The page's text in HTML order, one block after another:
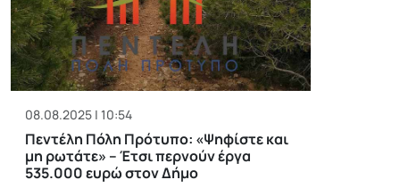
08.08.2025 | 10:54
Πεντέλη Πόλη Πρότυπο: «Ψηφίστε και
μη ρωτάτε» – Έτσι περνούν έργα
535.000 ευρώ στον Δήμο